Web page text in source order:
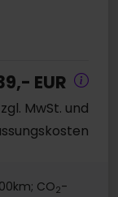
EUR
MwSt. und
CO2-